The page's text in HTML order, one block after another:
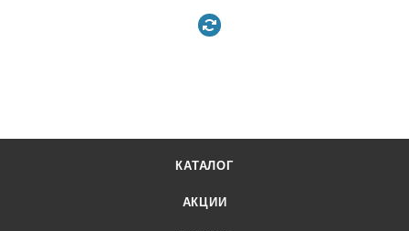
КАТАЛОГ
АКЦИИ